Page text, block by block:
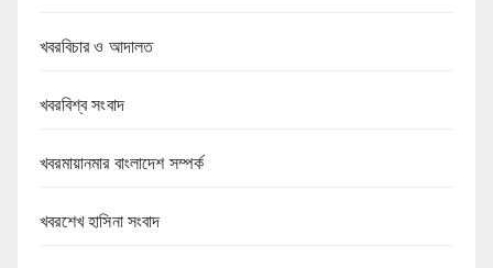
খবরবিচার ও আদালত
খবরবিশ্ব সংবাদ
খবরমায়ানমার বাংলাদেশ সম্পর্ক
খবরশেখ হাসিনা সংবাদ